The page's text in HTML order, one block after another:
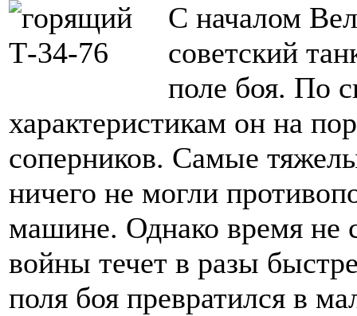
С началом
советский
поле боя. По
характеристикам он на
соперников. Самые
ничего не могли
машине. Однако время не
войны течет в разы
поля боя превратился в